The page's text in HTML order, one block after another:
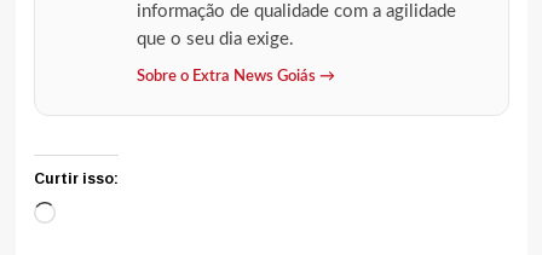
informação de qualidade com a agilidade
que o seu dia exige.
Sobre o Extra News Goiás →
Curtir isso:
Carregando...